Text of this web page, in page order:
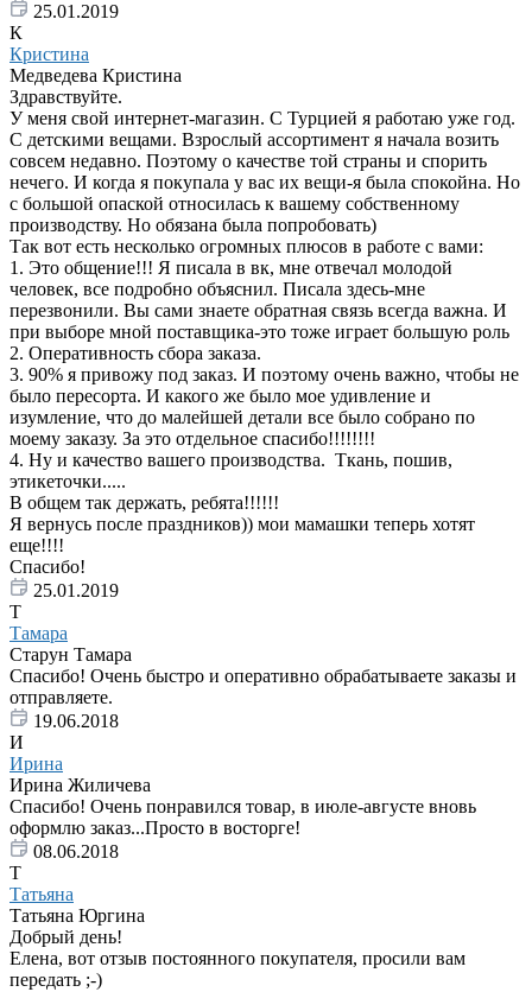
25.01.2019
К
Кристина
Медведева Кристина
Здравствуйте.
У меня свой интернет-магазин. С Турцией я работаю уже год.
С детскими вещами. Взрослый ассортимент я начала возить
совсем недавно. Поэтому о качестве той страны и спорить
нечего. И когда я покупала у вас их вещи-я была спокойна. Но
с большой опаской относилась к вашему собственному
производству. Но обязана была попробовать)
Так вот есть несколько огромных плюсов в работе с вами:
1. Это общение!!! Я писала в вк, мне отвечал молодой
человек, все подробно объяснил. Писала здесь-мне
перезвонили. Вы сами знаете обратная связь всегда важна. И
при выборе мной поставщика-это тоже играет большую роль
2. Оперативность сбора заказа.
3. 90% я привожу под заказ. И поэтому очень важно, чтобы не
было пересорта. И какого же было мое удивление и
изумление, что до малейшей детали все было собрано по
моему заказу. За это отдельное спасибо!!!!!!!!
4. Ну и качество вашего производства. Ткань, пошив,
этикеточки.....
В общем так держать, ребята!!!!!!
Я вернусь после праздников)) мои мамашки теперь хотят
еще!!!!
Спасибо!
25.01.2019
Т
Тамара
Старун Тамара
Спасибо! Очень быстро и оперативно обрабатываете заказы и
отправляете.
19.06.2018
И
Ирина
Ирина Жиличева
Спасибо! Очень понравился товар, в июле-августе вновь
оформлю заказ...Просто в восторге!
08.06.2018
Т
Татьяна
Татьяна Юргина
Добрый день!
Елена, вот отзыв постоянного покупателя, просили вам
передать ;-)